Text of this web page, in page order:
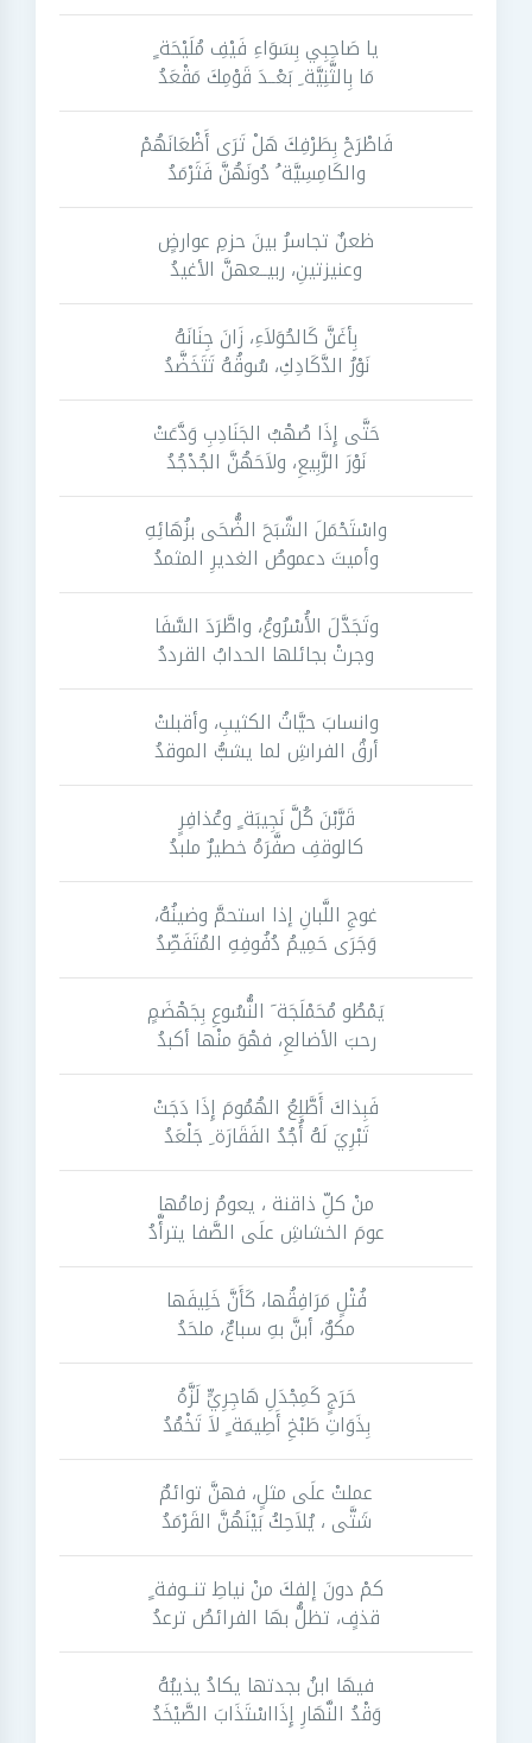
يا صَاحِبِي بِسَوَاءِ فَيْفِ مُلَيْحَة ٍ
مَا بِالثَّنِيَّة ِ بَعْــدَ قَوْمِكَ مَقْعَدُ
فَاطْرَحْ بِطَرْفِكَ هَلْ تَرَى أَظْعَانَهُمْ
والكَامِسِيَّة ُ دُونَهُنَّ فَثَرْمَدُ
ظعنٌ تجاسرُ بينَ حزمِ عوارضٍ
وعنيزتينِ، ربيــعهنَّ الأغيدُ
بِأغَنَّ كَالحُوَلاَءِ، زَانَ جِنَانَهُ
نَوْرُ الدَّكَادِكِ، سُوقُهُ تَتَخَضَّدُ
حَتَّى إِذَا صُهْبُ الجَنَادِبِ وَدَّعَتْ
نَوْرَ الرَّبِيعِ، ولاَحَهُنَّ الجُدْجُدُ
واسْتَحْمَلَ الشَّبَحَ الضُّحَى بزُهَائِهِ
وأميتَ دعموصُ الغديرِ المثمدُ
وتَجَدَّلَ الأُسْرُوعُ، واطَّرَدَ السَّفَا
وجرتْ بجائلها الحدابُ القرددُ
وانسابَ حيَّاتُ الكثيبِ، وأقبلتْ
أرقُ الفراشِ لما يشبُّ الموقدُ
قَرَّبْنَ كُلَّ نَجِيبَة ٍ وعُذافِرٍ
كالوقفِ صفَّرَهُ خطيرٌ ملبدُ
غوجِ اللَّبانِ إذا استحمَّ وضينُهُ،
وَجَرَى حَمِيمُ دُفُوفِهِ المُتَفَصِّدُ
يَمْطُو مُحَمْلَجَة َ النُّسُوعِ بِجَهْضَمٍ
رحبَ الأضالعِ، فهْوَ منْها أكبدُ
فَبِذاكَ أَطَّلِعُ الهُمُومَ إِذَا دَجَتْ
تَبْرِيَ لَهُ أُجُدُ الفَقَارَة ِ جَلْعَدُ
منْ كلِّ ذاقنة ، يعومُ زمامُها
عومَ الخشاشِ علَى الصَّفا يترأَّدُ
فُتْلٍ مَرَافِقُها، كَأَنَّ خَلِيفَها
مكوٌ، أبنَّ بهِ سباعٌ، ملحَدُ
حَرَجٍ كَمِجْدَلِ هَاجِرِيٍّ لَزَّهُ
بِذَوَاتِ طَبْخِ أَطِيمَة ٍ لاَ تَخْمُدُ
عملتْ علَى مثلٍ، فهنَّ توائمٌ
شَتَّى ، يُلاَحِكُ بَيْنَهُنَّ القَرْمَدُ
كمْ دونَ إلفكَ منْ نياطِ تنــوفة ٍ
قذفٍ، تظلُّ بهَا الفرائصُ ترعدُ
فيهَا ابنُ بجدتها يكادُ يذيبُهُ
وَقْدُ النَّهَارِ إِذَااسْتَذَابَ الصَّيْخَدُ